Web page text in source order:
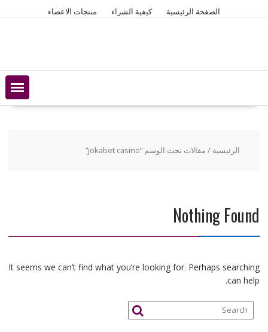
الصفحة الرئيسية كيفية الشراء منتجات الاعضاء
الرئيسية / مقالات تحت الوسم “jokabet casino”
Nothing Found
It seems we can’t find what you’re looking for. Perhaps searching
can help.